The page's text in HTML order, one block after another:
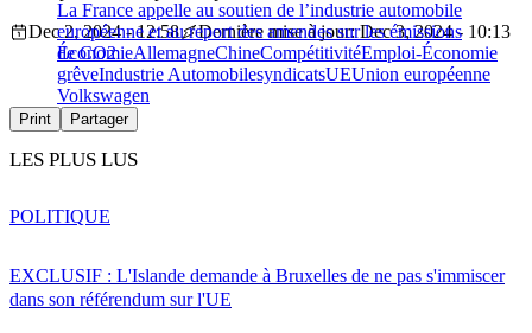
La France appelle au soutien de l’industrie automobile
européenne et au report des amendes sur les émissions
de CO2
Dec 2, 2024 - 12:58
Dernière mise à jour: Dec 3, 2024 - 10:13
ÉconomieAllemagneChineCompétitivitéEmploi-Économie
grêveIndustrie AutomobilesyndicatsUEUnion européenne
Volkswagen
Print Partager
LES PLUS LUS
EXCLUSIF : L'Islande demande à Bruxelles de ne pas s'immiscer
dans son référendum sur l'UE
POLITIQUE